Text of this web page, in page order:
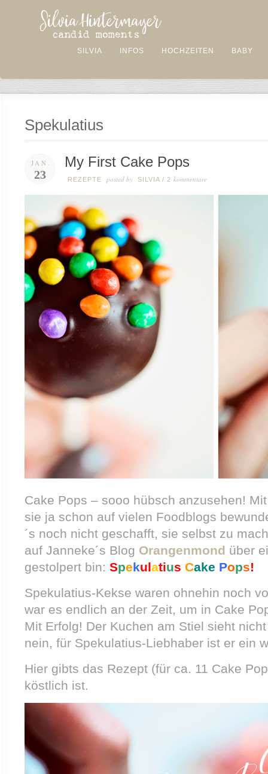
SILVIA INFOS HOCHZEITEN BABY
Spekulatius
JAN.
23
My First Cake Pops
REZEPTE posted by SILVIA / 2 kommentare
Cake Pops – sooo hübsch anzusehen!
sie ja schon auf vielen Foodblogs
´s noch nicht geschafft, sie selbst zu
auf Janneke´s Blog Orangenmond über
gestolpert bin: Spekulatius Cake Pops!
Spekulatius-Kekse waren ohnehin noch
war es endlich an der Zeit, um in Cake
Mit Erfolg! Der Kuchen am Stiel sieht
nein, für Spekulatius-Liebhaber ist er ein
Hier gibts das Rezept (für ca. 11 Cake
köstlich ist.